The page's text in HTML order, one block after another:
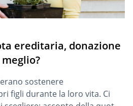
ereditaria, donazione
sostenere
figli durante la loro vita. Ci